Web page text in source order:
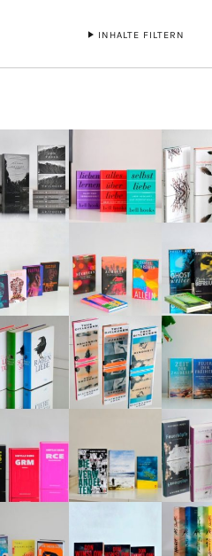
INHALTE FILTERN